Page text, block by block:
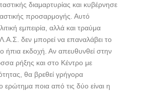
διαμαρτυρίας και κυβέρνησε
προσαρμογής. Αυτό
εμπειρία, αλλά και τραύμα
δεν μπορεί να επαναλάβει το
ήπια εκδοχή. Αν απευθυνθεί στην
ρήξης και στο Κέντρο με
θα βρεθεί γρήγορα
ερώτημα ποια από τις δύο είναι η